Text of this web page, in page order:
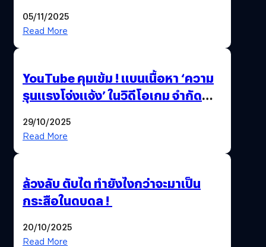
Thailand Game Show 2025 ทะลุ 15
05/11/2025
Read More
YouTube คุมเข้ม ! แบนเนื้อหา ‘ความ
รุนแรงโจ่งแจ้ง’ ในวิดีโอเกม จำกัด
29/10/2025
Read More
ล้วงลับ ตับไต ทำยังไงกว่าจะมาเป็น
กระสือในดบดล !
20/10/2025
Read More